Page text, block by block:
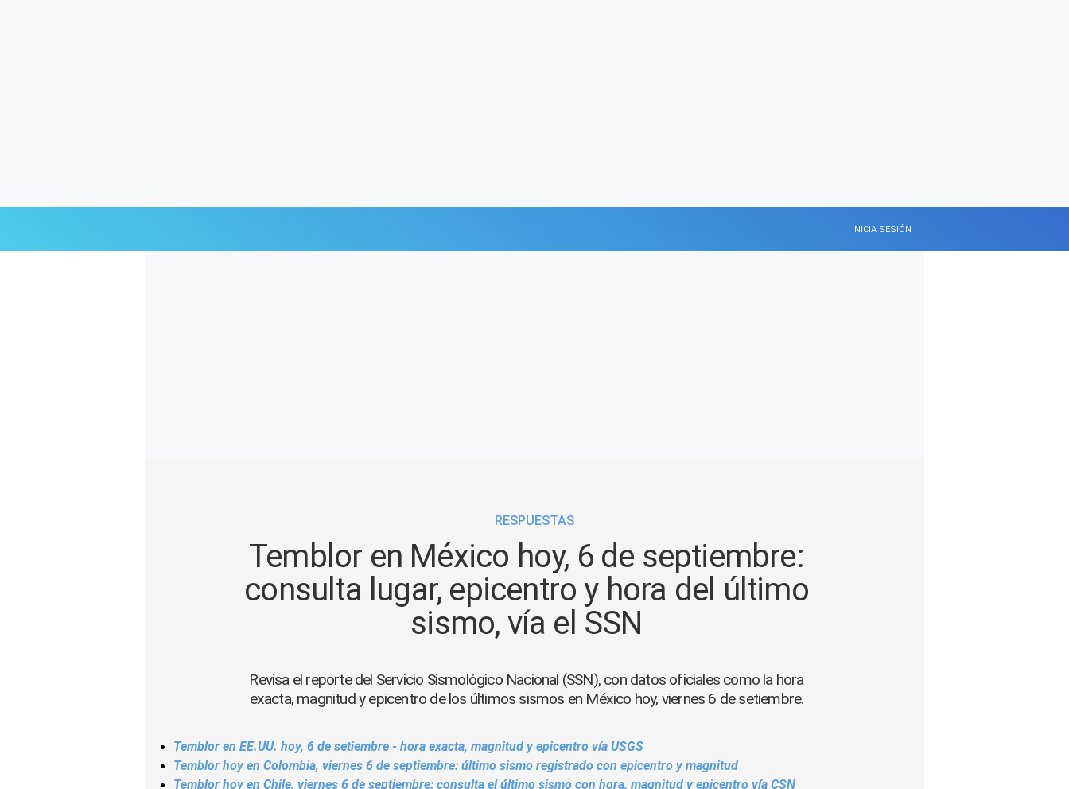
INICIA SESIÓN
RESPUESTAS
Temblor en México hoy, 6 de septiembre:
consulta lugar, epicentro y hora del último
sismo, vía el SSN
Revisa el reporte del Servicio Sismológico Nacional (SSN), con datos oficiales como la hora
exacta, magnitud y epicentro de los últimos sismos en México hoy, viernes 6 de setiembre.
Temblor en EE.UU. hoy, 6 de setiembre - hora exacta, magnitud y epicentro vía USGS
Temblor hoy en Colombia, viernes 6 de septiembre: último sismo registrado con epicentro y magnitud
Temblor hoy en Chile, viernes 6 de septiembre: consulta el último sismo con hora, magnitud y epicentro vía CSN